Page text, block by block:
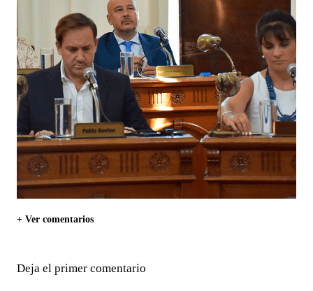
+ Ver comentarios
Deja el primer comentario